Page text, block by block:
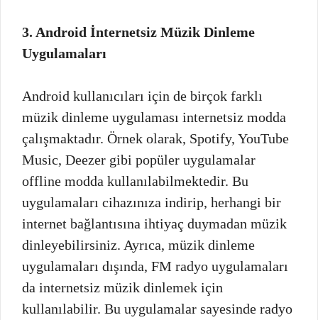
3. Android İnternetsiz Müzik Dinleme
Uygulamaları
Android kullanıcıları için de birçok farklı
müzik dinleme uygulaması internetsiz modda
çalışmaktadır. Örnek olarak, Spotify, YouTube
Music, Deezer gibi popüler uygulamalar
offline modda kullanılabilmektedir. Bu
uygulamaları cihazınıza indirip, herhangi bir
internet bağlantısına ihtiyaç duymadan müzik
dinleyebilirsiniz. Ayrıca, müzik dinleme
uygulamaları dışında, FM radyo uygulamaları
da internetsiz müzik dinlemek için
kullanılabilir. Bu uygulamalar sayesinde radyo